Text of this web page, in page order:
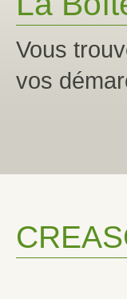
Vous
vos